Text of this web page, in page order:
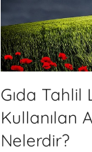
Gıda
Kullanılan
Nelerdir?